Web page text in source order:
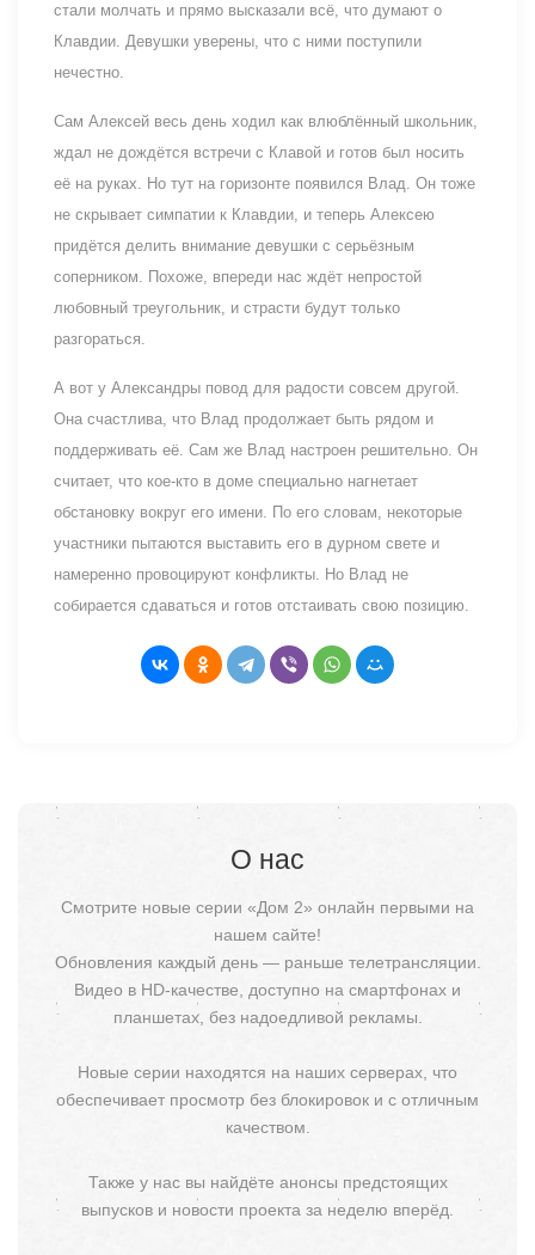
стали молчать и прямо высказали всё, что думают о
Клавдии. Девушки уверены, что с ними поступили
нечестно.
Сам Алексей весь день ходил как влюблённый школьник,
ждал не дождётся встречи с Клавой и готов был носить
её на руках. Но тут на горизонте появился Влад. Он тоже
не скрывает симпатии к Клавдии, и теперь Алексею
придётся делить внимание девушки с серьёзным
соперником. Похоже, впереди нас ждёт непростой
любовный треугольник, и страсти будут только
разгораться.
А вот у Александры повод для радости совсем другой.
Она счастлива, что Влад продолжает быть рядом и
поддерживать её. Сам же Влад настроен решительно. Он
считает, что кое-кто в доме специально нагнетает
обстановку вокруг его имени. По его словам, некоторые
участники пытаются выставить его в дурном свете и
намеренно провоцируют конфликты. Но Влад не
собирается сдаваться и готов отстаивать свою позицию.
О нас
Смотрите новые серии «Дом 2» онлайн первыми на
нашем сайте!
Обновления каждый день — раньше телетрансляции.
Видео в HD-качестве, доступно на смартфонах и
планшетах, без надоедливой рекламы.
Новые серии находятся на наших серверах, что
обеспечивает просмотр без блокировок и с отличным
качеством.
Также у нас вы найдёте анонсы предстоящих
выпусков и новости проекта за неделю вперёд.